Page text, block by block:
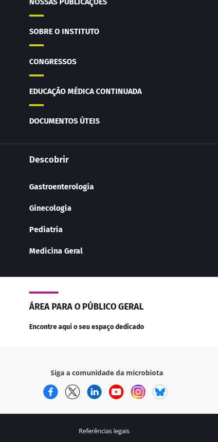
SOBRE O INSTITUTO
CONGRESSOS
EDUCAÇÃO MÉDICA CONTINUADA
DOCUMENTOS ÚTEIS
Descobrir
Gastroenterologia
Ginecologia
Pediatria
Medicina Geral
ÁREA PARA O PÚBLICO GERAL
Encontre aqui o seu espaço dedicado
Siga a comunidade da microbiota
FacebookTwitterLinkedInYouTubeInstagram
Referências legais